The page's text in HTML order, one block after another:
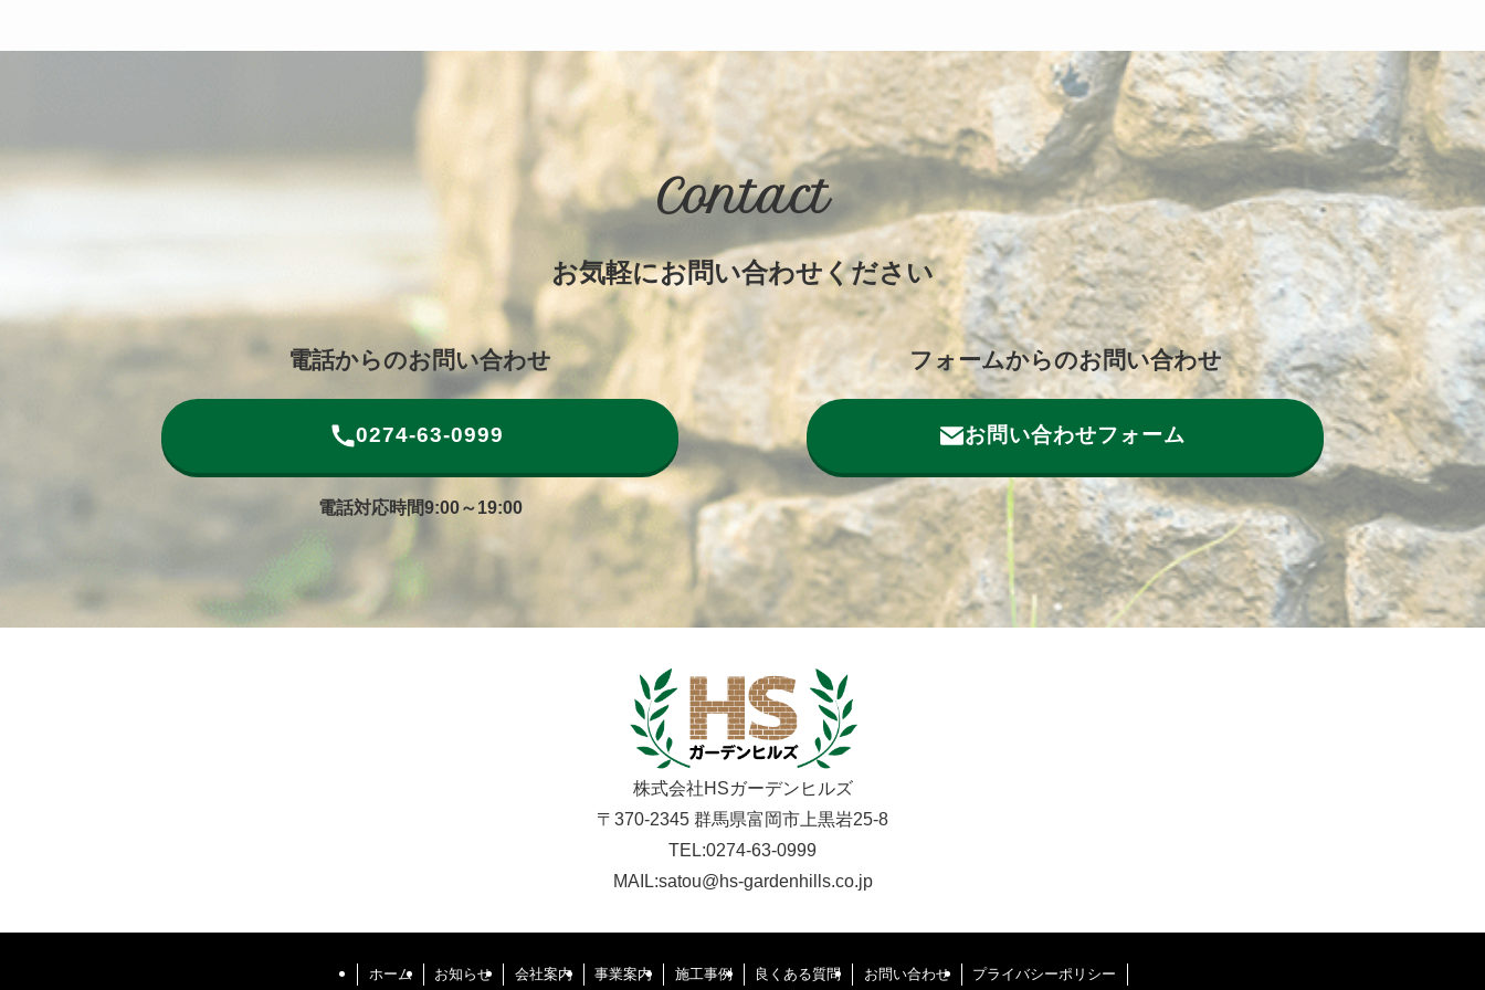
Contact
お気軽にお問い合わせください
電話からのお問い合わせ
0274-63-0999
電話対応時間9:00～19:00
フォームからのお問い合わせ
お問い合わせフォーム
株式会社HSガーデンヒルズ
〒370-2345 群馬県富岡市上黒岩25-8
TEL:0274-63-0999
MAIL:satou@hs-gardenhills.co.jp
ホーム お知らせ 会社案内 事業案内 施工事例 良くある質問 お問い合わせ プライバシーポリシー